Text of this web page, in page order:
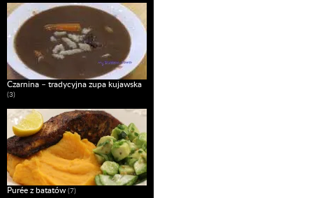
Czarnina – tradycyjna zupa kujawska
(3)
Purée z batatów (7)